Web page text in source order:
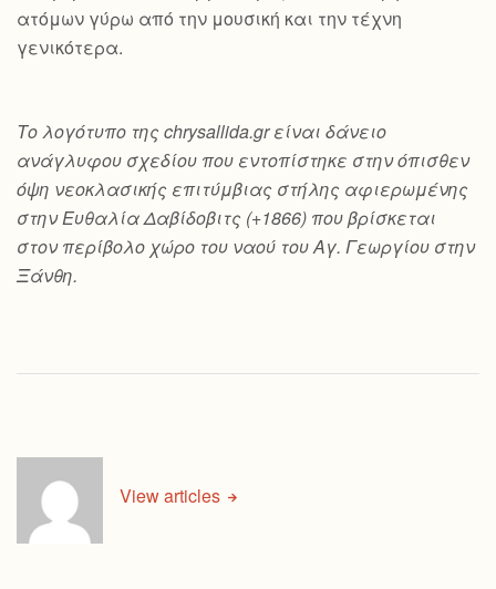
ατόμων γύρω από την μουσική και την τέχνη
γενικότερα.
Το λογότυπο της chrysallida.gr είναι δάνειο
ανάγλυφου σχεδίου που εντοπίστηκε στην όπισθεν
όψη νεοκλασικής επιτύμβιας στήλης αφιερωμένης
στην Ευθαλία Δαβίδοβιτς (+1866) που βρίσκεται
στον περίβολο χώρο του ναού του Αγ. Γεωργίου στην
Ξάνθη.
View articles